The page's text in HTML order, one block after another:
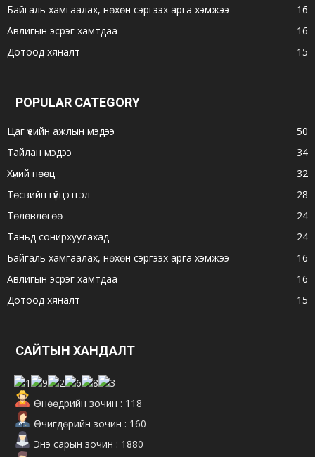
Байгаль хамгаалах, нөхөн сэргээх арга хэмжээ
16
Авлигын эсрэг хамтдаа
16
Дотоод хяналт
15
POPULAR CATEGORY
Цаг үеийн ажлын мэдээ
50
Тайлан мэдээ
34
Хүний нөөц
32
Төсвийн гүйцэтгэл
28
Төлөвлөгөө
24
Таньд сонирхуулахад
24
Байгаль хамгаалах, нөхөн сэргээх арга хэмжээ
16
Авлигын эсрэг хамтдаа
16
Дотоод хяналт
15
САЙТЫН ХАНДАЛТ
Өнөөдрийн зочин : 118
Өчигдөрийн зочин : 160
Энэ сарын зочин : 1880